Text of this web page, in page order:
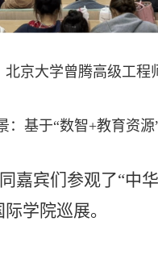
北京大学曾腾高级工程
：基于“数智+教育资
嘉宾们参观了“
学院巡展。